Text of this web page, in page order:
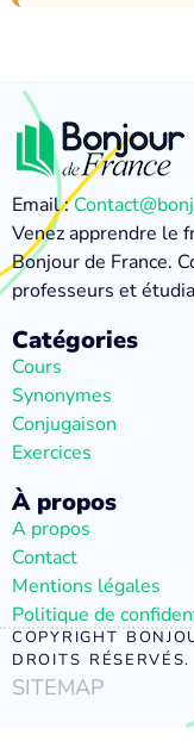
Email :
Venez apprendre le
Bonjour de France.
professeurs et
Catégories
Cours
Synonymes
Conjugaison
Exercices
À propos
A propos
Contact
Mentions légales
Politique de
COPYRIGHT
DROITS RÉSERVÉS.
SITEMAP